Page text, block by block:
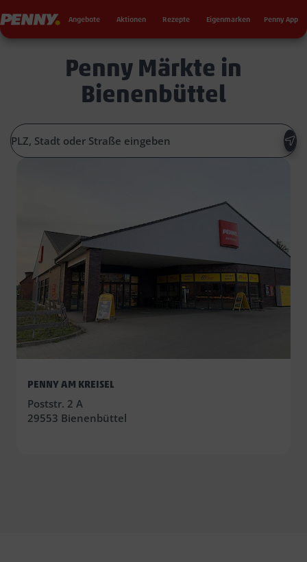
Penny Angebote Aktionen Rezepte Eigenmarken Penny App
Penny Märkte in
Bienenbüttel
PENNY AM KREISEL
Poststr. 2 A
29553 Bienenbüttel